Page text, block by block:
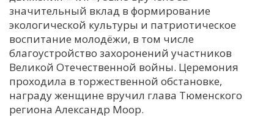
значительный вклад в формирование
экологической культуры и патриотическое
воспитание молодёжи, в том числе
благоустройство захоронений участников
Великой Отечественной войны. Церемония
проходила в торжественной обстановке,
награду женщине вручил глава Тюменского
региона Александр Моор.